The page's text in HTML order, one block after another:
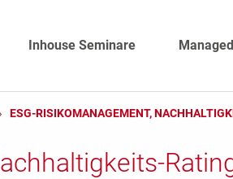
Inhouse Seminare
ESG-RISIKOMANAGEMENT,